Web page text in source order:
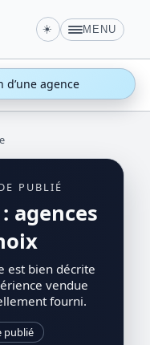
☀️ MENU
d’une agence
PUBLIÉ
agences
est bien décrite
vendue
fourni.
publié